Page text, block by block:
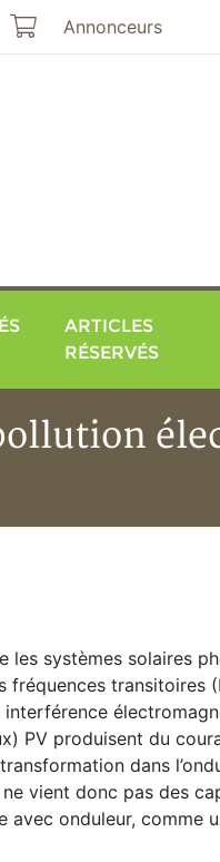
Mon panier
Annonceurs
ARTICLES
RÉSERVÉS
réduire les
les systèmes solaires
transitoires
PV produisent du
dans
vient donc pas des
avec onduleur,